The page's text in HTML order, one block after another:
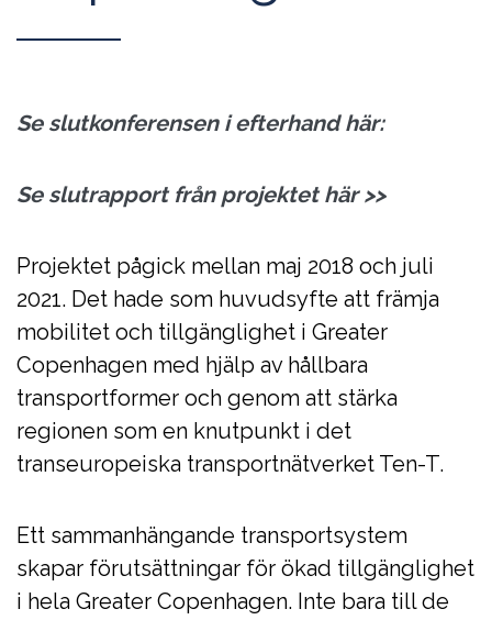
Se slutkonferensen i efterhand här:
Se slutrapport från projektet här>>
Projektet pågick mellan maj 2018 och juli
2021. Det hade som huvudsyfte att främja
mobilitet och tillgänglighet i Greater
Copenhagen med hjälp av hållbara
transportformer och genom att stärka
regionen som en knutpunkt i det
transeuropeiska transportnätverket Ten-T.
Ett sammanhängande transportsystem
skapar förutsättningar för ökad tillgänglighet
i hela Greater Copenhagen. Inte bara till de